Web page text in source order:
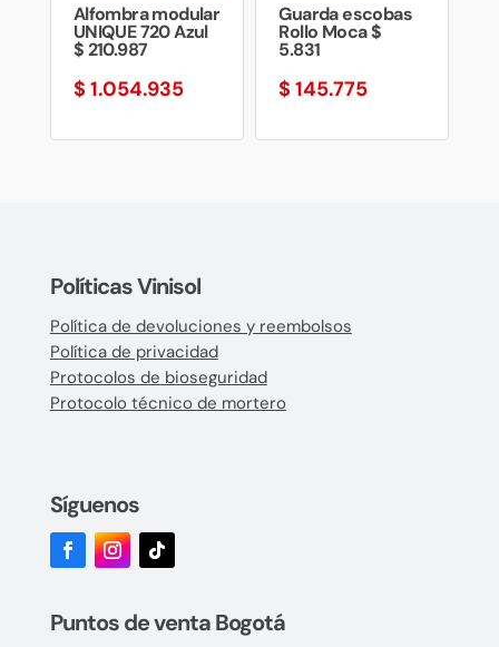
Alfombra modular
UNIQUE 720 Azul
$ 210.987
$ 1.054.935
Guarda escobas
Rollo Moca $
5.831
$ 145.775
Políticas Vinisol
Política de devoluciones y reembolsos
Política de privacidad
Protocolos de bioseguridad
Protocolo técnico de mortero
Síguenos
Puntos de venta Bogotá